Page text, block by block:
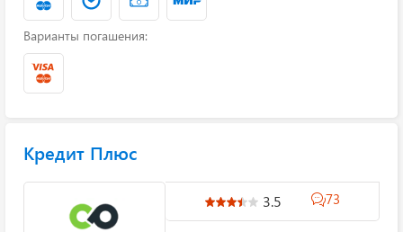
Варианты погашения:
Кредит Плюс
3.5 73